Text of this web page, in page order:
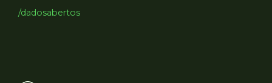
/dadosabertos